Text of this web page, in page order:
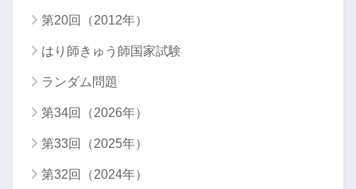
第20回（2012年）
はり師きゅう師国家試験
ランダム問題
第34回（2026年）
第33回（2025年）
第32回（2024年）